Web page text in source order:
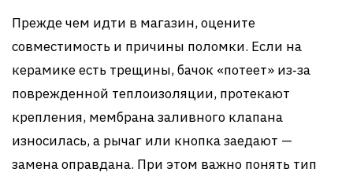
Прежде чем идти в магазин, оцените
совместимость и причины поломки. Если на
керамике есть трещины, бачок «потеет» из‑за
поврежденной теплоизоляции, протекают
крепления, мембрана заливного клапана
износилась, а рычаг или кнопка заедают —
замена оправдана. При этом важно понять тип